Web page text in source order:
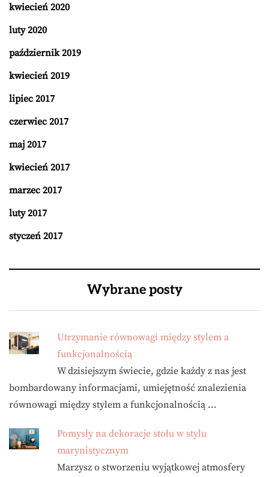
kwiecień 2020
luty 2020
październik 2019
kwiecień 2019
lipiec 2017
czerwiec 2017
maj 2017
kwiecień 2017
marzec 2017
luty 2017
styczeń 2017
Wybrane posty
Utrzymanie równowagi między stylem a
funkcjonalnością
W dzisiejszym świecie, gdzie każdy z nas jest
bombardowany informacjami, umiejętność znalezienia
równowagi między stylem a funkcjonalnością …
Pomysły na dekoracje stołu w stylu
marynistycznym
Marzysz o stworzeniu wyjątkowej atmosfery